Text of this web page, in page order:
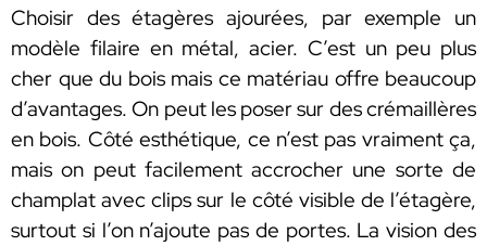
Choisir des étagères ajourées, par exemple un
modèle filaire en métal, acier. C’est un peu plus
cher que du bois mais ce matériau offre beaucoup
d’avantages. On peut les poser sur des crémaillères
en bois. Côté esthétique, ce n’est pas vraiment ça,
mais on peut facilement accrocher une sorte de
champlat avec clips sur le côté visible de l’étagère,
surtout si l’on n’ajoute pas de portes. La vision des